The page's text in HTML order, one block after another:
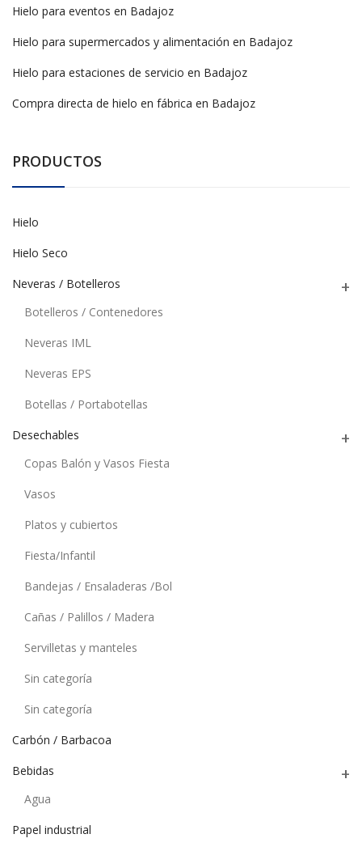
Hielo para eventos en Badajoz
Hielo para supermercados y alimentación en Badajoz
Hielo para estaciones de servicio en Badajoz
Compra directa de hielo en fábrica en Badajoz
PRODUCTOS
Hielo
Hielo Seco
Neveras / Botelleros
Botelleros / Contenedores
Neveras IML
Neveras EPS
Botellas / Portabotellas
Desechables
Copas Balón y Vasos Fiesta
Vasos
Platos y cubiertos
Fiesta/Infantil
Bandejas / Ensaladeras /Bol
Cañas / Palillos / Madera
Servilletas y manteles
Sin categoría
Sin categoría
Carbón / Barbacoa
Bebidas
Agua
Papel industrial